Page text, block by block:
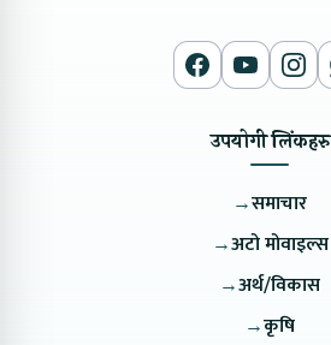
उपयोगी लिंकहरु
→समाचार
→अटो मोवाइल्स
→अर्थ/विकास
→कृषि